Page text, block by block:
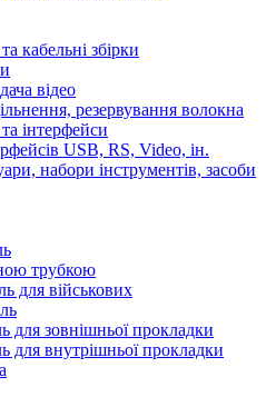
кабельні збірки
відео
резервування волокна
інтерфейси
USB, RS, Video, ін.
набори інструментів, засоби
трубкою
для військових
для зовнішньої прокладки
для внутрішньої прокладки